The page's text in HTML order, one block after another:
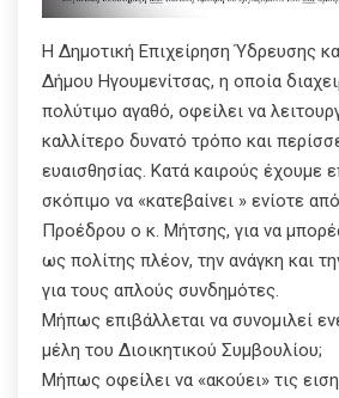
Η Δημοτική Επιχείρηση Ύδρευσης
Δήμου Ηγουμενίτσας, η οποία
πολύτιμο αγαθό, οφείλει να
καλλίτερο δυνατό τρόπο και
ευαισθησίας. Κατά καιρούς έχουμε
σκόπιμο να «κατεβαίνει » ενίοτε
Προέδρου ο κ. Μήτσης, για να
ως πολίτης πλέον, την ανάγκη και
για τους απλούς συνδημότες.
Μήπως επιβάλλεται να συνομιλεί
μέλη του Διοικητικού Συμβουλίου;
Μήπως οφείλει να «ακούει» τις